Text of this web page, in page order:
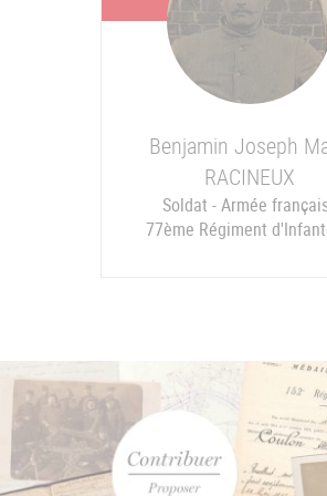
Benjamin Joseph
RACINEUX
Soldat - Armée
77ème Régiment